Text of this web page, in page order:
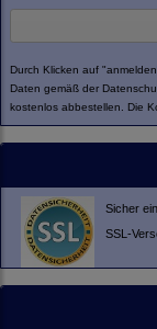
Durch Klicken auf
Daten gemäß der
kostenlos abbestellen. Die
Sicher
SSL-